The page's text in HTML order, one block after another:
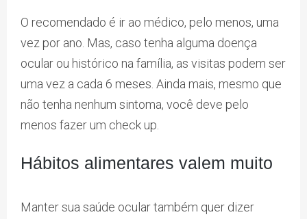
O recomendado é ir ao médico, pelo menos, uma
vez por ano. Mas, caso tenha alguma doença
ocular ou histórico na família, as visitas podem ser
uma vez a cada 6 meses. Ainda mais, mesmo que
não tenha nenhum sintoma, você deve pelo
menos fazer um check up.
Hábitos alimentares valem muito
Manter sua saúde ocular também quer dizer